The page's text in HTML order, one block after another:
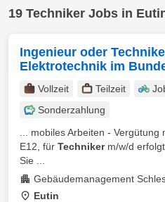
19 Techniker Jobs in
Ingenieur oder
Elektrotechnik im
Vollzeit Teilzeit
Sonderzahlung
... mobiles Arbeiten -
E12, für Technikerm/w/d
Sie ...
Gebäudemanagement
Eutin